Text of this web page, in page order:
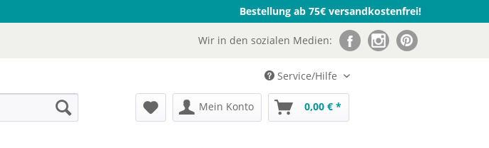
Bestellung ab 75€ versandkostenfrei!
Wir in den sozialen Medien:
Service/Hilfe
Mein Konto 0,00 € *